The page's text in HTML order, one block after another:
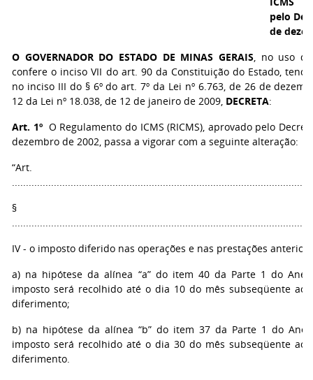
pelo
de
O GOVERNADOR DO ESTADO DE MINAS GERAIS, no uso
confere o inciso VII do art. 90 da Constituição do Estado,
no inciso III do § 6º do art. 7º da Lei nº 6.763, de 26 de
12 da Lei nº 18.038, de 12 de janeiro de 2009, DECRETA:
Art. 1ºO Regulamento do ICMS (RICMS), aprovado pelo
dezembro de 2002, passa a vigorar com a seguinte alteração:
“Art.
§
IV - o imposto diferido nas operações e nas prestações
a) na hipótese da alínea “a” do item 40 da Parte 1 do
imposto será recolhido até o dia 10 do mês subseqüente ao
diferimento;
b) na hipótese da alínea “b” do item 37 da Parte 1 do
imposto será recolhido até o dia 30 do mês subseqüente ao
diferimento.